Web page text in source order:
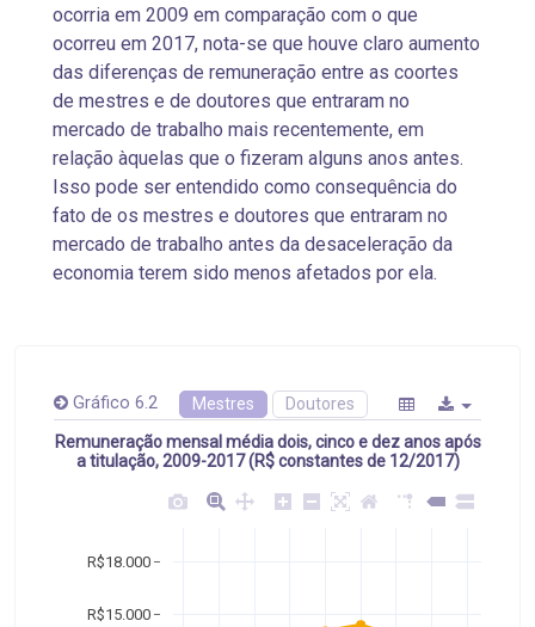
ocorria em 2009 em comparação com o que
ocorreu em 2017, nota-se que houve claro aumento
das diferenças de remuneração entre as coortes
de mestres e de doutores que entraram no
mercado de trabalho mais recentemente, em
relação àquelas que o fizeram alguns anos antes.
Isso pode ser entendido como consequência do
fato de os mestres e doutores que entraram no
mercado de trabalho antes da desaceleração da
economia terem sido menos afetados por ela.
Gráfico 6.2 Mestres Doutores
Remuneração mensal média dois, cinco e dez anos após
a titulação, 2009-2017 (R$ constantes de 12/2017)
R$15.000
R$18.000